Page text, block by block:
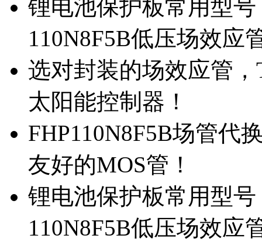
锂电池保护板常用型
110N8F5B低压场效应
选对封装的场效应管
太阳能控制器！
FHP110N8F5B场管代
友好的MOS管！
锂电池保护板常用型
110N8F5B低压场效应